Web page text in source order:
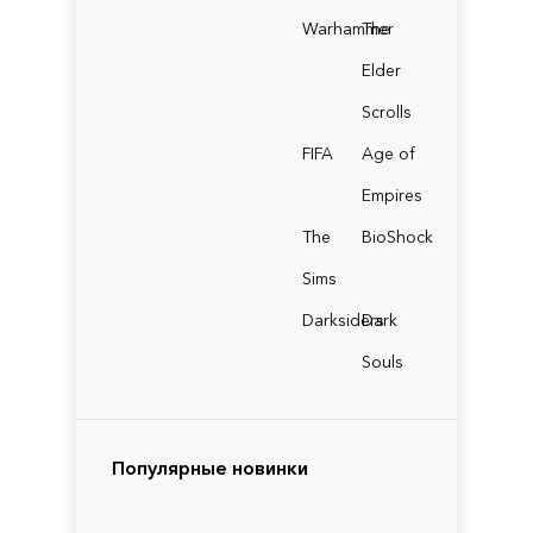
Warhammer
The
Elder
Scrolls
FIFA
Age of
Empires
The
Sims
BioShock
Darksiders
Dark
Souls
Популярные новинки